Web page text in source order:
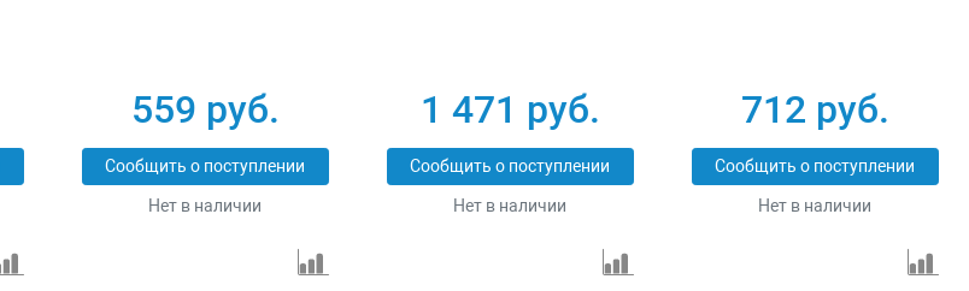
559 руб.
Сообщить о поступлении
Нет в наличии
1 471 руб.
Сообщить о поступлении
Нет в наличии
712 руб.
Сообщить о поступлении
Нет в наличии